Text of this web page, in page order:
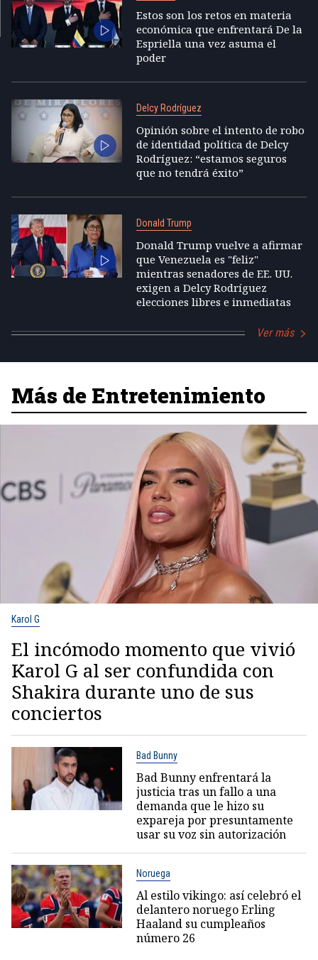
Estos son los retos en materia
económica que enfrentará De la
Espriella una vez asuma el
poder
Delcy Rodríguez
Opinión sobre el intento de robo
de identidad política de Delcy
Rodríguez: “estamos seguros
que no tendrá éxito”
Donald Trump
Donald Trump vuelve a afirmar
que Venezuela es "feliz"
mientras senadores de EE. UU.
exigen a Delcy Rodríguez
elecciones libres e inmediatas
Ver más
Más de Entretenimiento
Karol G
El incómodo momento que vivió
Karol G al ser confundida con
Shakira durante uno de sus
conciertos
Bad Bunny
Bad Bunny enfrentará la
justicia tras un fallo a una
demanda que le hizo su
expareja por presuntamente
usar su voz sin autorización
Noruega
Al estilo vikingo: así celebró el
delantero noruego Erling
Haaland su cumpleaños
número 26